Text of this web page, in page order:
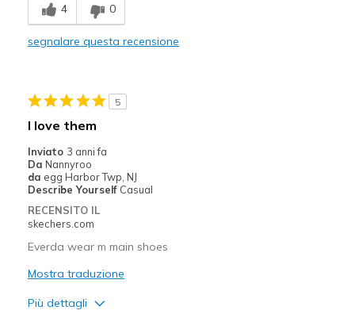
Comfortable
Width
Feels true to width
Sizing
Feels true to size
View On Shoes
4 0
segnalare questa recensione
5
I love them
Inviato 3 anni fa
Da Nannyroo
da egg Harbor Twp, NJ
Describe Yourself Casual
RECENSITO IL
skechers.com
Everda wear m main shoes
Mostra traduzione
Più dettagli